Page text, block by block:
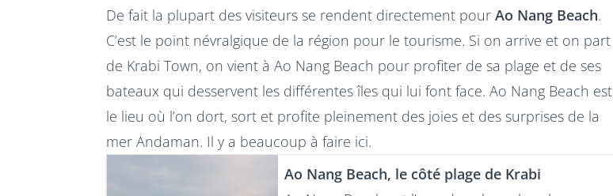
De fait la plupart des visiteurs se rendent directement pourAo Nang Beach.
C’est le point névralgique de la région pour le tourisme. Si on arrive et on part
de Krabi Town, on vient à Ao Nang Beach pour profiter de sa plage et de ses
bateaux qui desservent les différentes îles qui lui font face. Ao Nang Beach est
le lieu où l’on dort, sort et profite pleinement des joies et des surprises de la
mer Andaman. Il y a beaucoup à faire ici.
Ao Nang Beach, le côté plage de Krabi